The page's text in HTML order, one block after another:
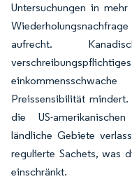
Untersuchungen in
aufrecht.
Preissensibilität
die US-
ländliche Gebiete
regulierte Sachets, was
einschränkt.